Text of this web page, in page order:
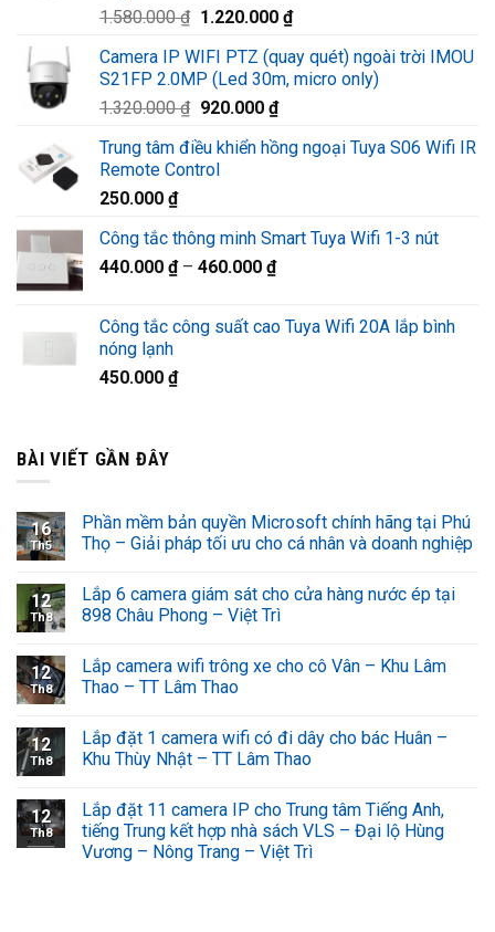
1.580.000₫ Giá
là:
1.580.000 ₫.
1.220.000 ₫Giá
tại
là:
Camera IP WIFI PTZ (quay quét) ngoài trời IMOU
S21FP 2.0MP (Led 30m, micro only)
1.320.000₫ Giá
là:
1.320.000 ₫.
920.000 ₫Giá
tại
Trung tâm điều khiển hồng ngoại Tuya S06 Wifi IR
Remote Control
250.000 ₫
Công tắc thông minh Smart Tuya Wifi 1-3 nút
440.000 ₫– 460.000 ₫
Công tắc công suất cao Tuya Wifi 20A lắp bình
nóng lạnh
450.000 ₫
BÀI VIẾT GẦN ĐÂY
16
Th5
Phần mềm bản quyền Microsoft chính hãng tại Phú
Thọ – Giải pháp tối ưu cho cá nhân và doanh nghiệp
12
Th8
Lắp 6 camera giám sát cho cửa hàng nước ép tại
898 Châu Phong – Việt Trì
12
Th8
Lắp camera wifi trông xe cho cô Vân – Khu Lâm
Thao – TT Lâm Thao
12
Th8
Lắp đặt 1 camera wifi có đi dây cho bác Huân –
Khu Thùy Nhật – TT Lâm Thao
12
Th8
Lắp đặt 11 camera IP cho Trung tâm Tiếng Anh,
tiếng Trung kết hợp nhà sách VLS – Đại lộ Hùng
Vương – Nông Trang – Việt Trì